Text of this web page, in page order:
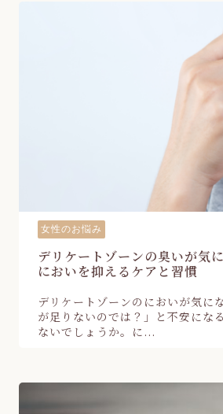
女性のお悩み
デリケートゾーンの臭いが気
においを抑えるケアと習慣
デリケートゾーンのにおいが気に
が足りないのでは？」と不安にな
ないでしょうか。に...